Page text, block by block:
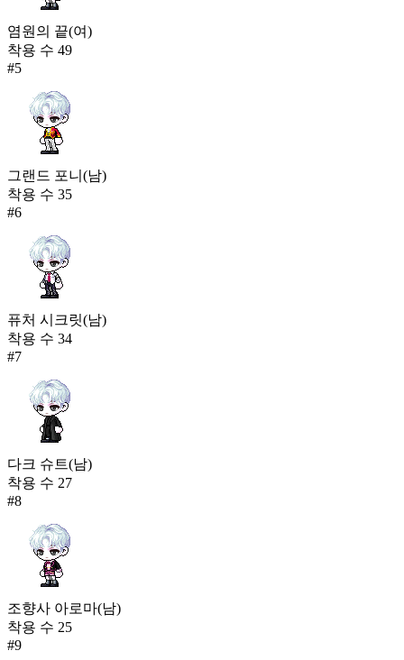
염원의 끝(여)
착용 수 49
#5
그랜드 포니(남)
착용 수 35
#6
퓨처 시크릿(남)
착용 수 34
#7
다크 슈트(남)
착용 수 27
#8
조향사 아로마(남)
착용 수 25
#9